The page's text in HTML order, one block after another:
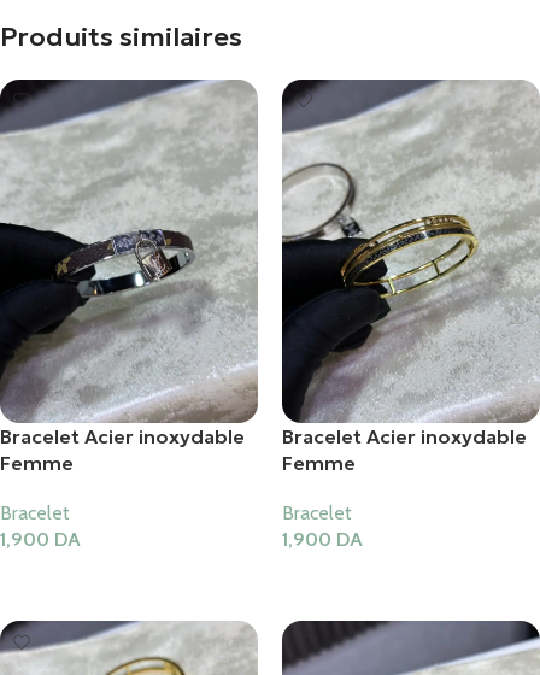
Produits similaires
Bracelet Acier inoxydable
Femme
Bracelet
1,900 DA
Bracelet Acier inoxydable
Femme
Bracelet
1,900 DA